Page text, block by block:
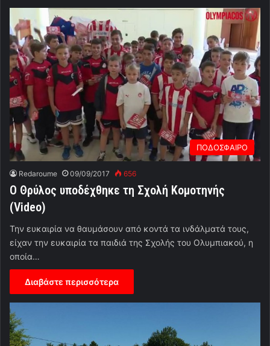
ΠΟΔΟΣΦΑΙΡΟ
Redaroume 09/09/2017 656
Ο Θρύλος υποδέχθηκε τη Σχολή Κομοτηνής
(Video)
Την ευκαιρία να θαυμάσουν από κοντά τα ινδάλματά τους,
είχαν την ευκαιρία τα παιδιά της Σχολής του Ολυμπιακού, η
οποία…
Διαβάστε περισσότερα